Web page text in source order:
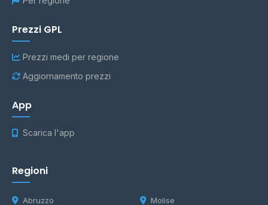
Prezzi GPL
Prezzi medi per regione
Aggiornamento prezzi
App
Scarica l'app
Regioni
Abruzzo Molise